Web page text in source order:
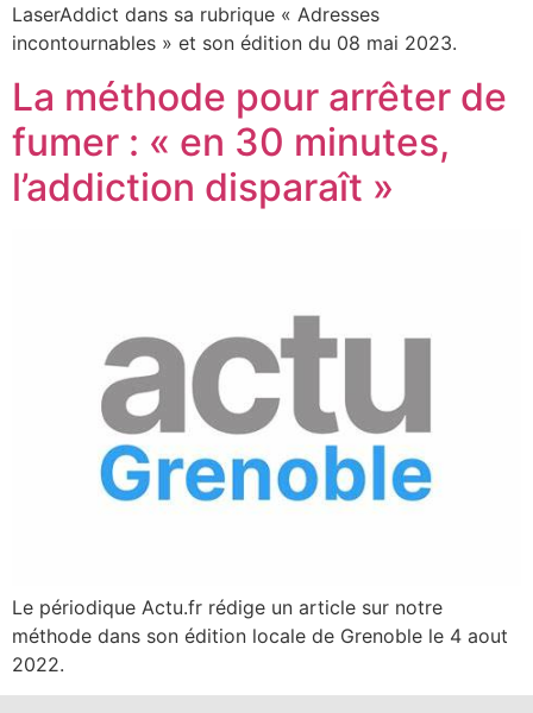
LaserAddict dans sa rubrique « Adresses
incontournables » et son édition du 08 mai 2023.
La méthode pour arrêter de
fumer : « en 30 minutes,
l’addiction disparaît »
Le périodique Actu.fr rédige un article sur notre
méthode dans son édition locale de Grenoble le 4 aout
2022.